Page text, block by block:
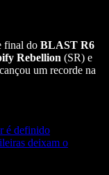
final do BLAST R6
Rebellion (SR) e
um recorde na
é definido
deixam o